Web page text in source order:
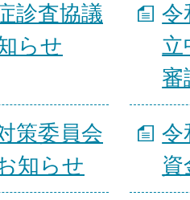
診査協議
らせ
令
立
審
策委員会
知らせ
令